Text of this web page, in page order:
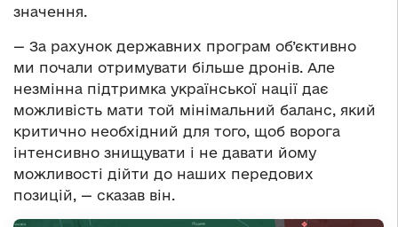
значення.
— За рахунок державних програм об’єктивно
ми почали отримувати більше дронів. Але
незмінна підтримка української нації дає
можливість мати той мінімальний баланс, який
критично необхідний для того, щоб ворога
інтенсивно знищувати і не давати йому
можливості дійти до наших передових
позицій, — сказав він.